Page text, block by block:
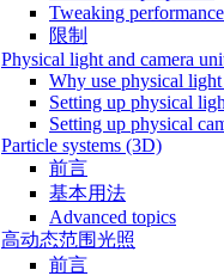
Tweaking
限制
Physical light and camera
Why use physical light
Setting up physical
Setting up physical
Particle systems (3D)
前言
基本用法
Advanced topics
高动态范围光照
前言